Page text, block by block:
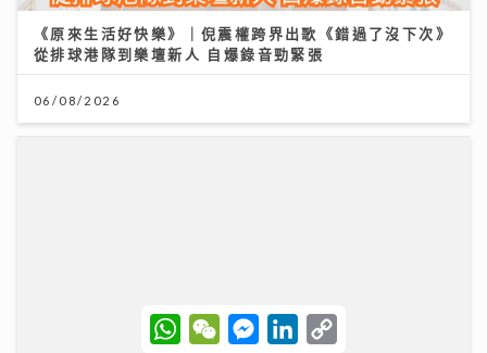
《原來生活好快樂》｜倪震權跨界出歌《錯過了沒下次》
從排球港隊到樂壇新人 自爆錄音勁緊張
06/08/2026
W
h
W
e
M
e
L